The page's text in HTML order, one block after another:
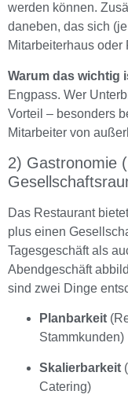
werden können.
daneben, das sich
Mitarbeiterhaus
Warum das wichtig
Engpass. Wer
Vorteil – besonders
Mitarbeiter von
2) Gastronomie
Das Restaurant
plus einen
Tagesgeschäft als
Abendgeschäft
sind zwei Dinge
Planbarkeit
Stammkunden)
Skalierbarkeit
Catering)